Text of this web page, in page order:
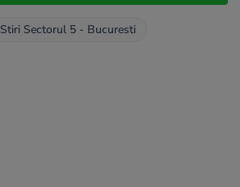
Stiri Sectorul 5 - Bucuresti